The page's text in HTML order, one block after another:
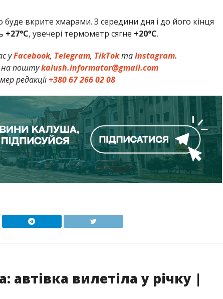
буде вкрите хмарами. З середини дня і до його кінця
+27°C, увечері термометр сягне +20°C.
уFacebook, Telegram, TikTokтаInstagram.
на поштуkalush.informator@gmail.com
редакції+380 67 266 02 08
автівка вилетіла у річку |